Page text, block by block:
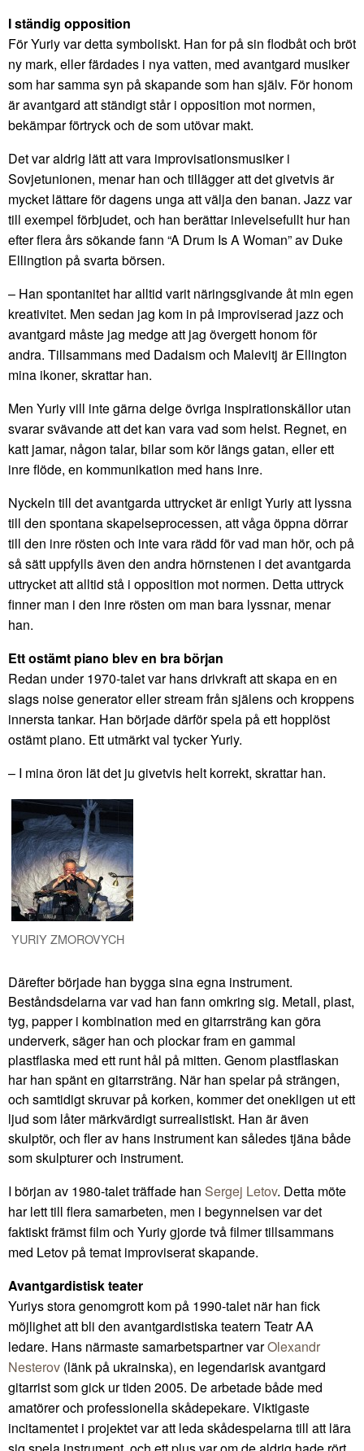
I ständig opposition
För Yuriy var detta symboliskt. Han for på sin flodbåt och bröt
ny mark, eller färdades i nya vatten, med avantgard musiker
som har samma syn på skapande som han själv. För honom
är avantgard att ständigt står i opposition mot normen,
bekämpar förtryck och de som utövar makt.
Det var aldrig lätt att vara improvisationsmusiker i
Sovjetunionen, menar han och tillägger att det givetvis är
mycket lättare för dagens unga att välja den banan. Jazz var
till exempel förbjudet, och han berättar inlevelsefullt hur han
efter flera års sökande fann “A Drum Is A Woman” av Duke
Ellingtion på svarta börsen.
– Han spontanitet har alltid varit näringsgivande åt min egen
kreativitet. Men sedan jag kom in på improviserad jazz och
avantgard måste jag medge att jag övergett honom för
andra. Tillsammans med Dadaism och Malevitj är Ellington
mina ikoner, skrattar han.
Men Yuriy vill inte gärna delge övriga inspirationskällor utan
svarar svävande att det kan vara vad som helst. Regnet, en
katt jamar, någon talar, bilar som kör längs gatan, eller ett
inre flöde, en kommunikation med hans inre.
Nyckeln till det avantgarda uttrycket är enligt Yuriy att lyssna
till den spontana skapelseprocessen, att våga öppna dörrar
till den inre rösten och inte vara rädd för vad man hör, och på
så sätt uppfylls även den andra hörnstenen i det avantgarda
uttrycket att alltid stå i opposition mot normen. Detta uttryck
finner man i den inre rösten om man bara lyssnar, menar
han.
Ett ostämt piano blev en bra början
Redan under 1970-talet var hans drivkraft att skapa en en
slags noise generator eller stream från själens och kroppens
innersta tankar. Han började därför spela på ett hopplöst
ostämt piano. Ett utmärkt val tycker Yuriy.
– I mina öron lät det ju givetvis helt korrekt, skrattar han.
YURIY ZMOROVYCH
Därefter började han bygga sina egna instrument.
Beståndsdelarna var vad han fann omkring sig. Metall, plast,
tyg, papper i kombination med en gitarrsträng kan göra
underverk, säger han och plockar fram en gammal
plastflaska med ett runt hål på mitten. Genom plastflaskan
har han spänt en gitarrsträng. När han spelar på strängen,
och samtidigt skruvar på korken, kommer det onekligen ut ett
ljud som låter märkvärdigt surrealistiskt. Han är även
skulptör, och fler av hans instrument kan således tjäna både
som skulpturer och instrument.
I början av 1980-talet träffade han Sergej Letov. Detta möte
har lett till flera samarbeten, men i begynnelsen var det
faktiskt främst film och Yuriy gjorde två filmer tillsammans
med Letov på temat improviserat skapande.
Avantgardistisk teater
Yuriys stora genomgrott kom på 1990-talet när han fick
möjlighet att bli den avantgardistiska teatern Teatr AA
ledare. Hans närmaste samarbetspartner varOlexandr
Nesterov (länk på ukrainska), en legendarisk avantgard
gitarrist som gick ur tiden 2005. De arbetade både med
amatörer och professionella skådepekare. Viktigaste
incitamentet i projektet var att leda skådespelarna till att lära